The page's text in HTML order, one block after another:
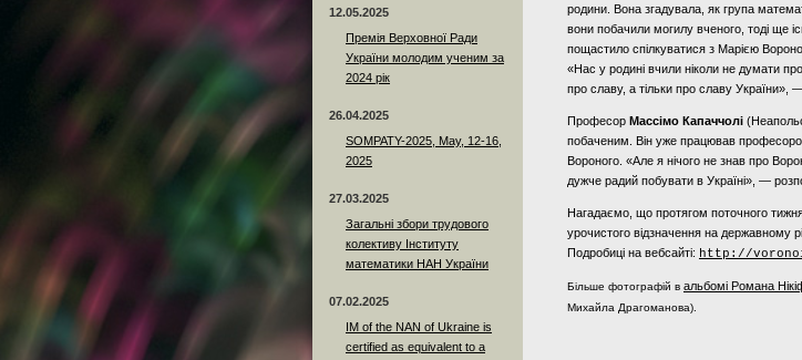
12.05.2025
Премія Верховної Ради
України молодим ученим за
2024 рік
26.04.2025
SOMPATY-2025, May, 12-16,
2025
27.03.2025
Загальні збори трудового
колективу Інституту
математики НАН України
07.02.2025
IM of the NAN of Ukraine is
certified as equivalent to a
родини. Вона згадувала, як група
вони побачили могилу вченого, тоді ще
пощастило спілкуватися з Марією
«Нас у родині вчили ніколи не думати
про славу, а тільки про славу України»,
Професор Массімо Капаччолі
побаченим. Він уже працював
Вороного. «Але я нічого не знав про
дужче радий побувати в Україні», —
Нагадаємо, що протягом поточного
урочистого відзначення на державному
Подробиці на вебсайті: http://
Більше фотографій в альбомі Романа
Михайла Драгоманова).